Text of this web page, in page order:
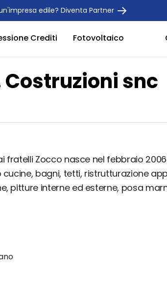
edile? Diventa Partner
Crediti Fotovoltaico
Costruzioni snc
fratelli Zocco nasce nel febbraio
bagni, tetti, ristrutturazione
pitture interne ed esterne, posa